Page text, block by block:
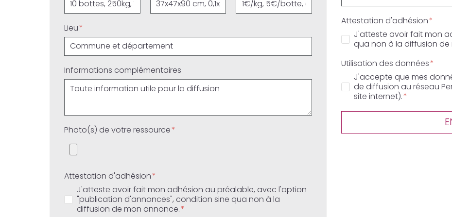
Lieu
Informations complémentaires
Photo(s) de votre ressource
Attestation d'adhésion
J'atteste avoir fait mon adhésion au préalable, avec l'option
"publication d'annonces", condition sine qua non à la
diffusion de mon annonce.
Attestation d'adhésion
J'atteste avoir fait mon
qua non à la diffusion
Utilisation des données
J'accepte que mes
de diffusion au réseau
site internet).